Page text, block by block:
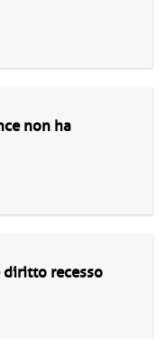
non ha
diritto recesso